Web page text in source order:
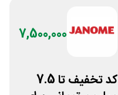
7,500,000
کد تخفیف تا 7.5